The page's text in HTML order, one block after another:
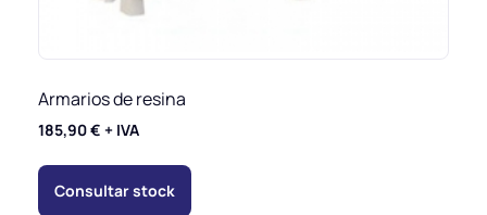
Armarios de resina
185,90€ + IVA
Consultar stock